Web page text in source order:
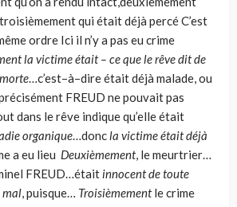
troisièmement qui était déjà percé C’est
ordre Ici il n’y a pas eu crime
la victime était – ce que le rêve dit de
…c’est–à–dire était déjà malade, ou
FREUD ne pouvait pas
dans le rêve indique qu’elle était
organique…doncla victime était déjà
a eu lieu Deuxièmement, le meurtrier…
FREUD…étaitinnocent de toute
mal, puisque… Troisièmementle crime